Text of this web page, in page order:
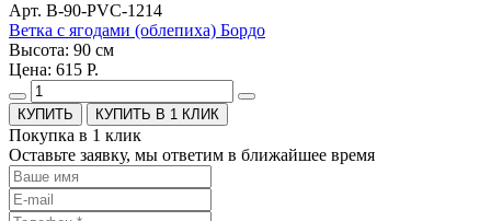
Арт. B-90-PVC-1214
Ветка с ягодами (облепиха) Бордо
Высота: 90 см
Цена: 615 Р.
КУПИТЬ В 1 КЛИК
Покупка в 1 клик
Оставьте заявку, мы ответим в ближайшее время